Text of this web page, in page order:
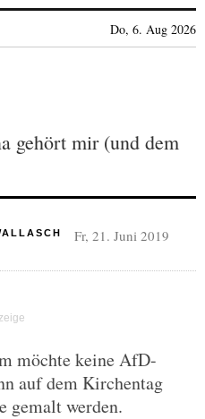
Do, 6. Aug 2026
gehört mir (und dem
Fr, 21. Juni 2019
möchte keine AfD-
auf dem Kirchentag
gemalt werden.